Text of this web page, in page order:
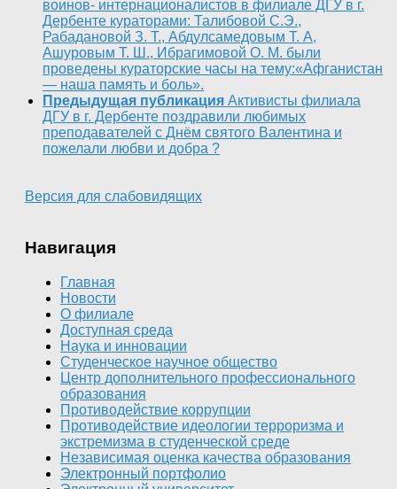
воинов- интернационалистов в филиале ДГУ в г.
Дербенте кураторами: Талибовой С.Э.,
Рабадановой З. Т., Абдулсамедовым Т. А,
Ашуровым Т. Ш., Ибрагимовой О. М. были
проведены кураторские часы на тему:«Афганистан
— наша память и боль».
Предыдущая публикация Активисты филиала
ДГУ в г. Дербенте поздравили любимых
преподавателей с Днём святого Валентина и
пожелали любви и добра ?
Версия для слабовидящих
Навигация
Главная
Новости
О филиале
Доступная среда
Наука и инновации
Студенческое научное общество
Центр дополнительного профессионального
образования
Противодействие коррупции
Противодействие идеологии терроризма и
экстремизма в студенческой среде
Независимая оценка качества образования
Электронный портфолио